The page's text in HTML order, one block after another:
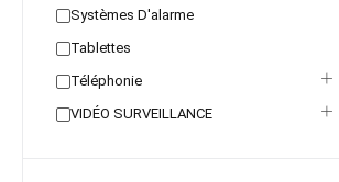
Systèmes D'alarme
Tablettes
Téléphonie
VIDÉO SURVEILLANCE